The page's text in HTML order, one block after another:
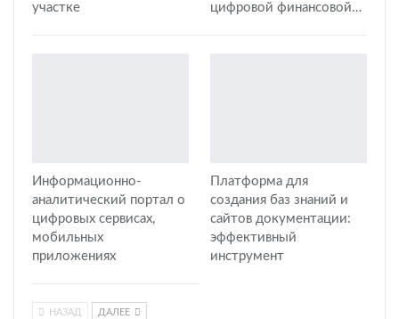
участке
цифровой финансовой…
Информационно-
аналитический портал о
цифровых сервисах,
мобильных
приложениях
Платформа для
создания баз знаний и
сайтов документации:
эффективный
инструмент
НАЗАД ДАЛЕЕ